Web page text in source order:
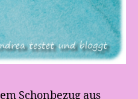
Schonbezug aus